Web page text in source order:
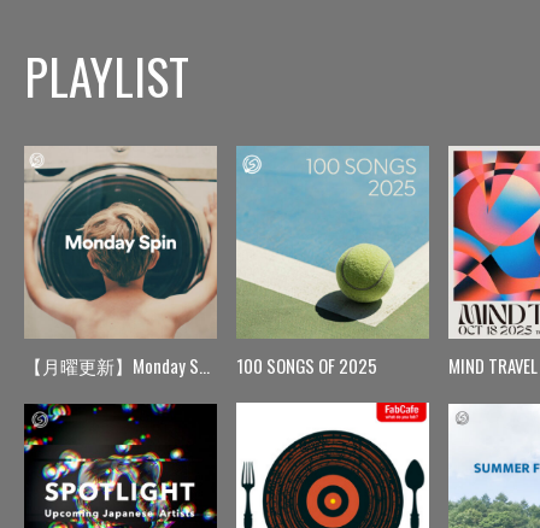
PLAYLIST
【月曜更新】Monday Spin 100 SONGS OF 2025 MIND TRAVEL